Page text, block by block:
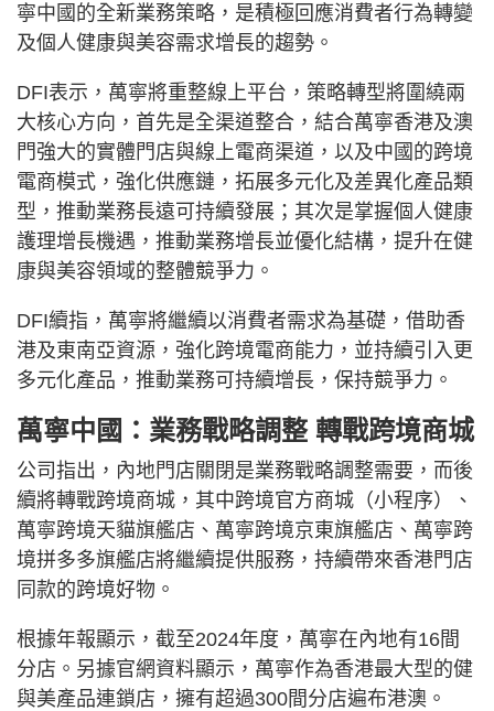
寧中國的全新業務策略，是積極回應消費者行為轉變
及個人健康與美容需求增長的趨勢。
DFI表示，萬寧將重整線上平台，策略轉型將圍繞兩
大核心方向，首先是全渠道整合，結合萬寧香港及澳
門強大的實體門店與線上電商渠道，以及中國的跨境
電商模式，強化供應鏈，拓展多元化及差異化產品類
型，推動業務長遠可持續發展；其次是掌握個人健康
護理增長機遇，推動業務增長並優化結構，提升在健
康與美容領域的整體競爭力。
DFI續指，萬寧將繼續以消費者需求為基礎，借助香
港及東南亞資源，強化跨境電商能力，並持續引入更
多元化產品，推動業務可持續增長，保持競爭力。
萬寧中國：業務戰略調整 轉戰跨境商城
公司指出，內地門店關閉是業務戰略調整需要，而後
續將轉戰跨境商城，其中跨境官方商城（小程序）、
萬寧跨境天貓旗艦店、萬寧跨境京東旗艦店、萬寧跨
境拼多多旗艦店將繼續提供服務，持續帶來香港門店
同款的跨境好物。
根據年報顯示，截至2024年度，萬寧在內地有16間
分店。另據官網資料顯示，萬寧作為香港最大型的健
與美產品連鎖店，擁有超過300間分店遍布港澳。